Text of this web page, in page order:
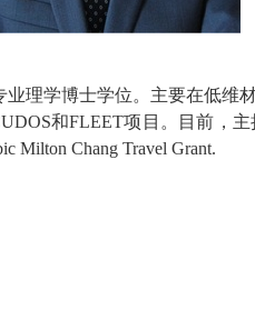
理学博士学位。主要在低
和FLEET项目。目前，
Milton Chang Travel Grant.